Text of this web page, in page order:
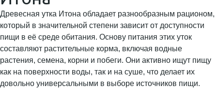
Древесная утка Итона обладает разнообразным рационом,
который в значительной степени зависит от доступности
пищи в её среде обитания. Основу питания этих уток
составляют растительные корма, включая водные
растения, семена, корни и побеги. Они активно ищут пищу
как на поверхности воды, так и на суше, что делает их
довольно универсальными в выборе источников пищи.